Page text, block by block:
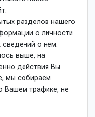
разделов нашего
о личности
сведений о нем.
выше, на
действия Вы
мы собираем
Вашем трафике, не